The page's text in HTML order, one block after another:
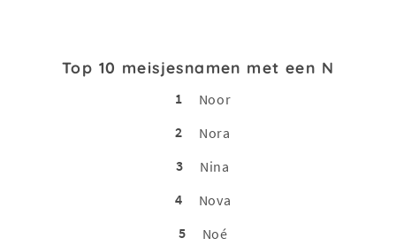
Top 10 meisjesnamen met een N
1
Noor
2
Nora
3
Nina
4
Nova
5
Noé